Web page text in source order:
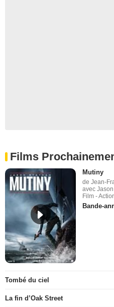
Films
Mutiny
de Jean-
avec
Film -
Bande-
Tombé du ciel
La fin d’Oak Street